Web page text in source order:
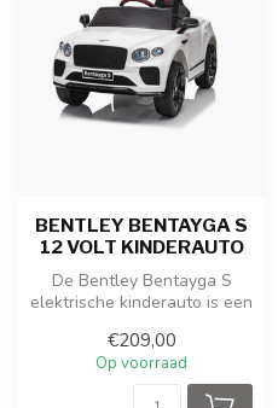
BENTLEY BENTAYGA S
12 VOLT KINDERAUTO
De Bentley Bentayga S
elektrische kinderauto is een
realistisc...
€209,00
Op voorraad